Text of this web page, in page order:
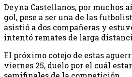
Deyna Castellanos, por muchos
gol, pese a ser una de las
asistió a dos compañeras y
intentó remates de larga
El próximo cotejo de estas
viernes 25, duelo por el cuál